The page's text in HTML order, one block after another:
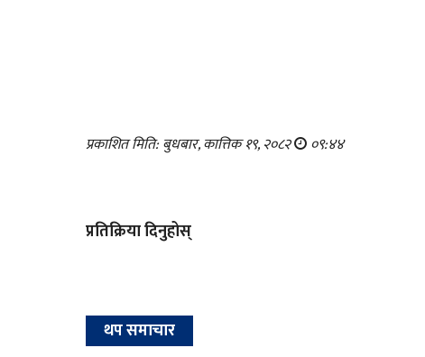
प्रकाशित मिति: बुधबार, कात्तिक १९, २०८२ ०९:४४
प्रतिक्रिया दिनुहोस्
थप समाचार